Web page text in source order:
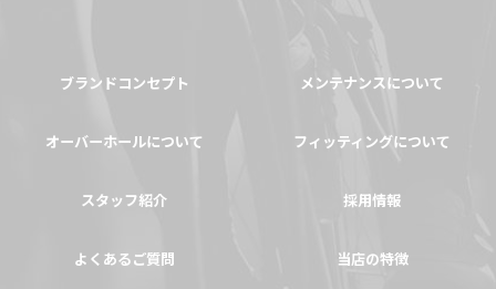
ブランドコンセプト メンテナンスについて
オーバーホールについて フィッティングについて
スタッフ紹介 採用情報
よくあるご質問 当店の特徴